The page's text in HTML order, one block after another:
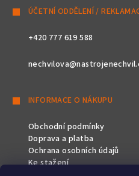
ÚČETNÍ ODDĚLENÍ /
+420 777 619 588
INFORMACE O NÁKUPU
Obchodní podmínky
Doprava a platba
Ochrana osobních údajů
Ke stažení